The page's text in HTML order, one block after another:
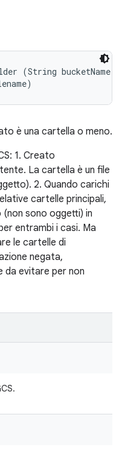
(String bucketName,
è una cartella o meno.
1. Creato
La cartella è un file
2. Quando carichi
cartelle principali,
sono oggetti) in
entrambi i casi. Ma
le cartelle di
negata,
da evitare per non